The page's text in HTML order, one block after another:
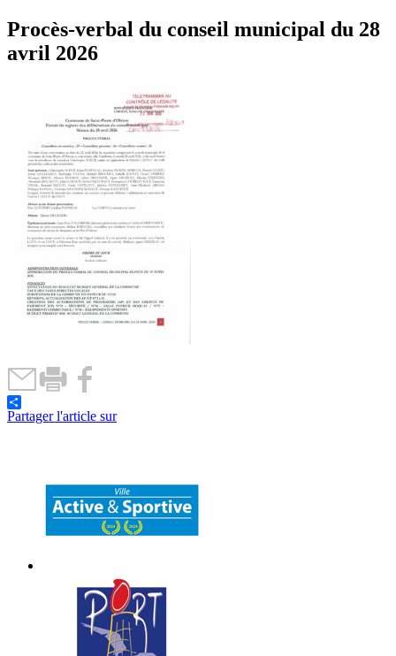
Procès-verbal du conseil municipal du 28
avril 2026
Partager l'article sur